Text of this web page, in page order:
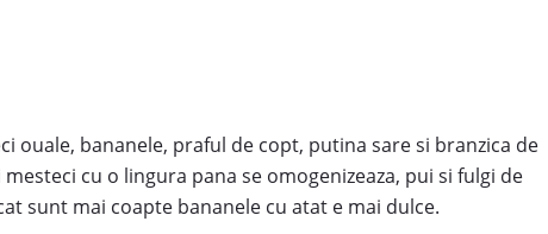
ouale, bananele, praful de copt, putina sare si branzica de
cu o lingura pana se omogenizeaza, pui si fulgi de
sunt mai coapte bananele cu atat e mai dulce.